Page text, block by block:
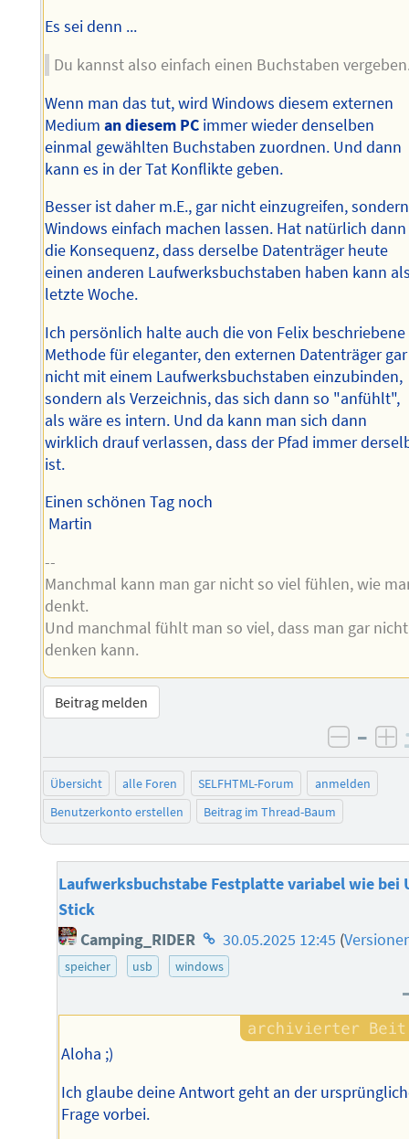
Es sei denn ...
Du kannst also einfach einen Buchstaben
Wenn man das tut, wird Windows diesem externen
Mediuman diesem PC immer wieder denselben
einmal gewählten Buchstaben zuordnen. Und dann
kann es in der Tat Konflikte geben.
Besser ist daher m.E., gar nicht einzugreifen, sondern
Windows einfach machen lassen. Hat natürlich dann
die Konsequenz, dass derselbe Datenträger heute
einen anderen Laufwerksbuchstaben haben kann
letzte Woche.
Ich persönlich halte auch die von Felix beschriebene
Methode für eleganter, den externen Datenträger gar
nicht mit einem Laufwerksbuchstaben einzubinden,
sondern als Verzeichnis, das sich dann so "anfühlt",
als wäre es intern. Und da kann man sich dann
wirklich drauf verlassen, dass der Pfad immer
ist.
Einen schönen Tag noch
Martin
--
Manchmal kann man gar nicht so viel fühlen, wie
denkt.
Und manchmal fühlt man so viel, dass man gar nicht
denken kann.
Beitrag melden
–
Übersicht alle Foren SELFHTML-Forum
anmelden
Benutzerkonto erstellen
Beitrag im Thread-Baum
Laufwerksbuchstabe Festplatte variabel wie bei
Stick
Camping_RIDER Homepage
des
30.05.2025 12:45 (
speicher usb windows
Aloha ;)
Ich glaube deine Antwort geht an der
Frage vorbei.